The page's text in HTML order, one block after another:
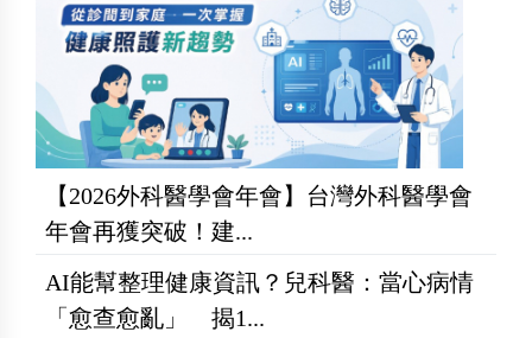
【2026外科醫學會年會】台灣外科醫學會
年會再獲突破！建...
AI能幫整理健康資訊？兒科醫：當心病情
「愈查愈亂」 揭1...